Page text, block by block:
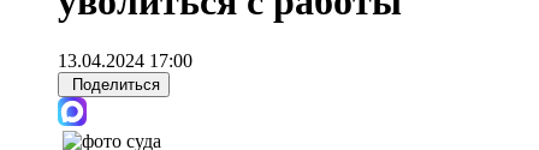
13.04.2024 17:00
Поделиться